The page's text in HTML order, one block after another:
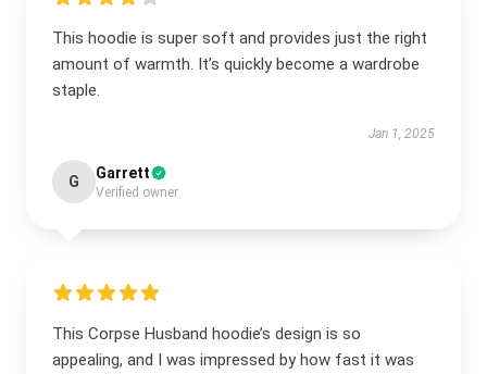
This hoodie is super soft and provides just the right
amount of warmth. It’s quickly become a wardrobe
staple.
Jan 1, 2025
G Garrett
Verified owner
This Corpse Husband hoodie’s design is so
appealing, and I was impressed by how fast it was